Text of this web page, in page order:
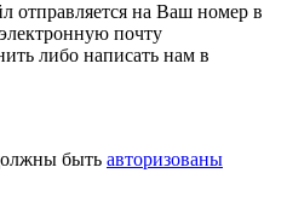
отправляется на Ваш номер в
почту
либо написать нам в
быть авторизованы